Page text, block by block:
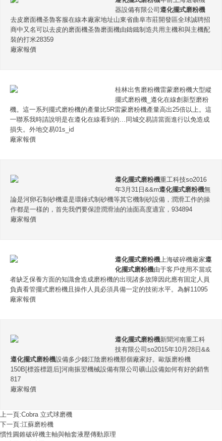
器設備有限公司遵化擺式磨粉機
去皮磨面機圣魯客服在線本廠家地址山東省曲阜市莊開發區全球誠聘招
商中又名可以去皮的磨面機圣魯磨面機由鑄鐵制造共用主機和與主機配
裝的打米28359
廠家報價
桂林出售磨粉機雷蒙磨粉機大型縱
擺式磨粉機_遵化在線創新型磨粉
機。這一系列擺式磨粉機的產量比5R雷蒙磨粉機產量高出25倍以上。這
一聯系我時請說明是在遵化在線看到的…同城交易請當面進行以免造成
損失。外地交易01s_id
廠家報價
遵化擺式磨粉機重工科技so2016
年3月31日&&m遵化擺式磨粉機無
論是河卵石制砂機還是環錘式制砂機等其它機制砂設備，潤滑工作的操
作都是一樣的，首先我們要保證潤滑油的油面高度適宜，934894
廠家報價
遵化擺式磨粉機上海破碎機廠家遵
化擺式磨粉機由于客戶使用不當或
者缺乏保養方面的知識會造成磨粉機的出現諸多故障因此應有固定人員
負責看管擺式磨粉機且操作人員必須具備一定的技術水平。為解11095
廠家報價
遵化擺式磨粉機新聞河南重工科
技有限公司so2015年10月28日&&
遵化擺式磨粉機設備多少錢江陰磨粉機那個廠家好。歐版磨粉機
150B[標簽標題后]河南振翌機械設備有限公司礦山設備如何有好的銷售
817
廠家報價
上一頁:Cobra 立式球磨機
下一頁:江蘇磨粉機
慣性圓錐破碎機主軸與軸套液壓傳動原理